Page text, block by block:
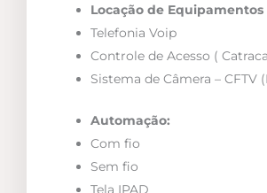
Locação de Equipamentos
Telefonia Voip
Controle de Acesso (
Sistema de Câmera – CFTV
Automação:
Com fio
Sem fio
Tela IPAD